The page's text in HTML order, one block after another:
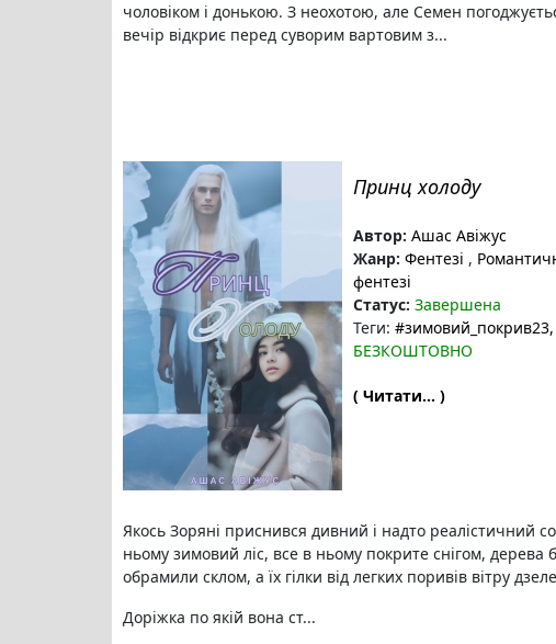
чоловіком і донькою. З неохотою, але Семен
вечір відкриє перед суворим вартовим з...
Принц холоду
Автор: Ашас Авіжус
Жанр: Фентезі ,
фентезі
Статус: Завершена
Теги: #зимовий_покрив23
БЕЗКОШТОВНО
( Читати... )
Якось Зоряні приснився дивний і надто реалістичний
ньому зимовий ліс, все в ньому покрите снігом, дерева
обрамили склом, а їх гілки від легких поривів вітру
Доріжка по якій вона ст...